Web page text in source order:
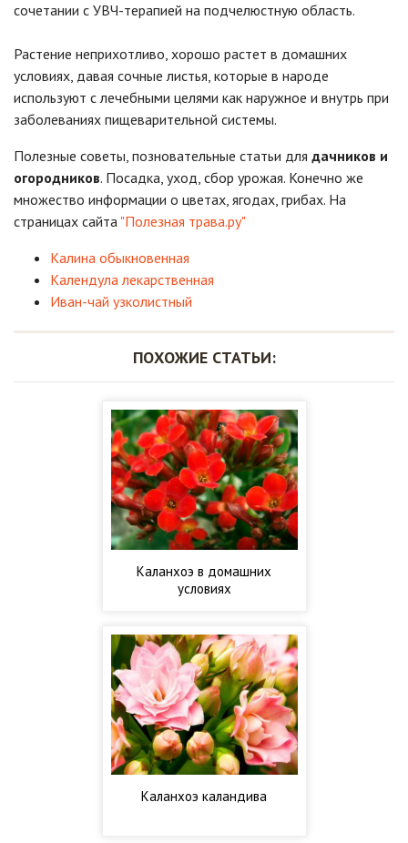
сочетании с УВЧ-терапией на подчелюстную область.
Растение неприхотливо, хорошо растет в домашних
условиях, давая сочные листья, которые в народе
используют с лечебными целями как наружное и внутрь при
заболеваниях пищеварительной системы.
Полезные советы, позновательные статьи для дачников и
огородников. Посадка, уход, сбор урожая. Конечно же
множество информации о цветах, ягодах, грибах. На
страницах сайта "Полезная трава.ру"
Калина обыкновенная
Календула лекарственная
Иван-чай узколистный
ПОХОЖИЕ СТАТЬИ:
Каланхоэ в домашних
условиях
Каланхоэ каландива